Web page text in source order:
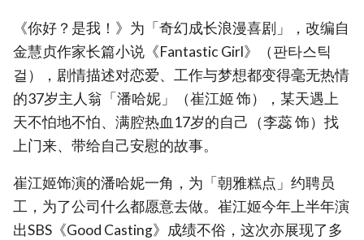
《你好？是我！》为「奇幻成长浪漫喜剧」，改编自
金慧贞作家长篇小说《Fantastic Girl》（판타스틱
걸），剧情描述对恋爱、工作与梦想都变得毫无热情
的37岁主人翁「潘哈妮」（崔江姬 饰），某天遇上
天不怕地不怕、满腔热血17岁的自己（李蕊 饰）找
上门来、带给自己安慰的故事。
崔江姬饰演的潘哈妮一角，为「朝雅糕点」约聘员
工，为了公司什么都愿意去做。崔江姬今年上半年演
出SBS《Good Casting》成绩不俗，这次亦展现了多